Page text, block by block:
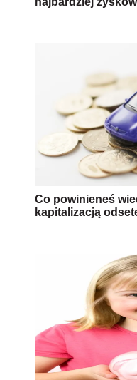
Co powinieneś
kapitalizacją